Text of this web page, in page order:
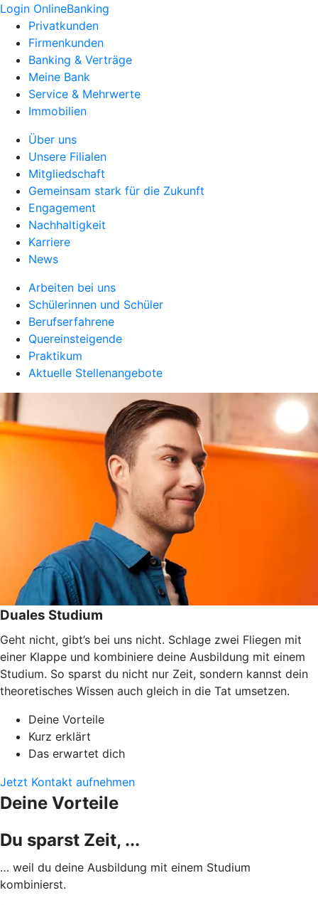
Login OnlineBanking
Privatkunden
Firmenkunden
Banking & Verträge
Meine Bank
Service & Mehrwerte
Immobilien
Über uns
Unsere Filialen
Mitgliedschaft
Gemeinsam stark für die Zukunft
Engagement
Nachhaltigkeit
Karriere
News
Arbeiten bei uns
Schülerinnen und Schüler
Berufserfahrene
Quereinsteigende
Praktikum
Aktuelle Stellenangebote
Duales Studium
Geht nicht, gibt’s bei uns nicht. Schlage zwei Fliegen mit
einer Klappe und kombiniere deine Ausbildung mit einem
Studium. So sparst du nicht nur Zeit, sondern kannst dein
theoretisches Wissen auch gleich in die Tat umsetzen.
Deine Vorteile
Kurz erklärt
Das erwartet dich
Jetzt Kontakt aufnehmen
Deine Vorteile
Du sparst Zeit, ...
… weil du deine Ausbildung mit einem Studium
kombinierst.